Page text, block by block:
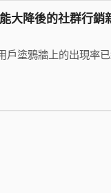
大降後的社群行銷
塗鴉牆上的出現率